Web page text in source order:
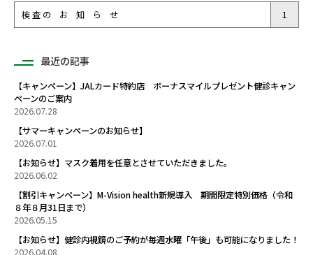
検 査 の お 知 ら せ 1
最近の記事
【キャンペーン】JALカード特約店 ボーナスマイルプレゼント健診キャン
ペーンのご案内
2026.07.28
【サマーキャンペーンのお知らせ】
2026.07.01
【お知らせ】マスク着用を任意とさせていただきました。
2026.06.02
【割引キャンペーン】M-Vision health新規導入 期間限定特別価格（令和
８年８月31日まで）
2026.05.15
【お知らせ】健診内視鏡のご予約が毎週水曜「午後」も可能になりました！